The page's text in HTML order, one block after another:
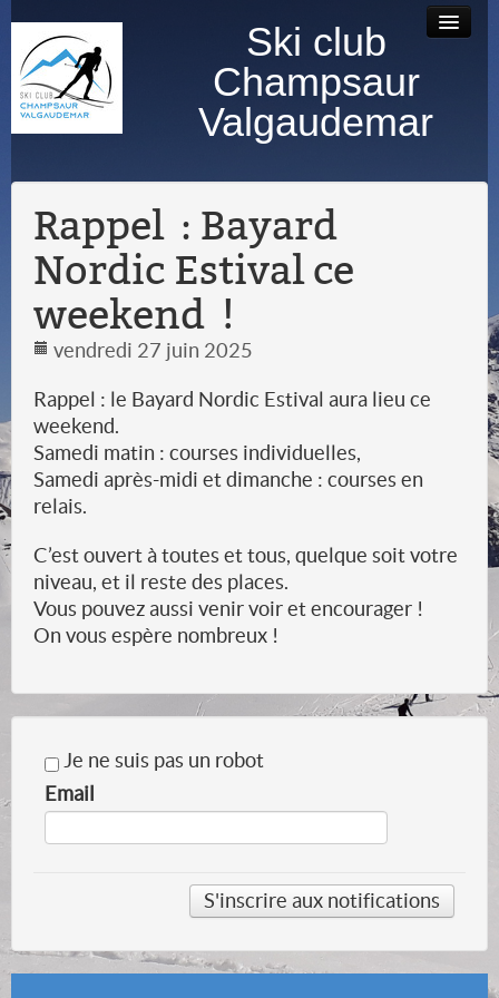
Ski club
Champsaur
Valgaudemar
Accueil Contact
photos
Rappel : Bayard
Nordic Estival ce
weekend !
vendredi 27 juin 2025
Rappel : le Bayard Nordic Estival aura lieu ce
weekend.
Samedi matin : courses individuelles,
Samedi après-midi et dimanche : courses en
relais.
C’est ouvert à toutes et tous, quelque soit votre
niveau, et il reste des places.
Vous pouvez aussi venir voir et encourager !
On vous espère nombreux !
Je ne suis pas un robot
Email